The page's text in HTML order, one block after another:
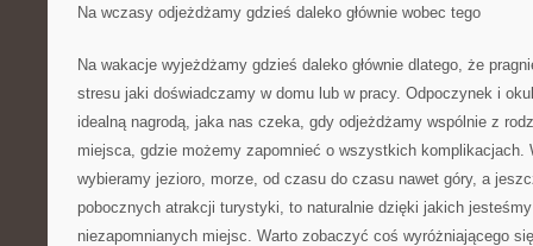
Na wczasy odjeżdżamy gdzieś daleko głównie wobec tego
Na wakacje wyjeżdżamy gdzieś daleko głównie dlatego, że
stresu jaki doświadczamy w domu lub w pracy. Odpoczynek i
idealną nagrodą, jaka nas czeka, gdy odjeżdżamy wspólnie z
miejsca, gdzie możemy zapomnieć o wszystkich komplikacjach.
wybieramy jezioro, morze, od czasu do czasu nawet góry, a
pobocznych atrakcji turystyki, to naturalnie dzięki jakich
niezapomnianych miejsc. Warto zobaczyć coś wyróżniającego